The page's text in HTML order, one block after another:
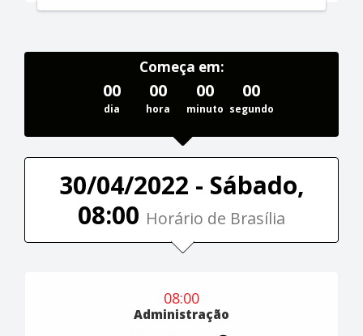
Começa em:
00
dia
00
hora
00
minuto
00
segundo
30/04/2022 - Sábado,
08:00 Horário de Brasília
08:00
Administração